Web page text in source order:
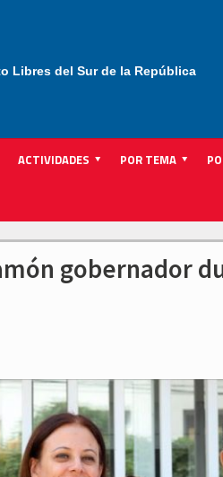
Libres del Sur de la República
ACTIVIDADES POR TEMA
gobernador